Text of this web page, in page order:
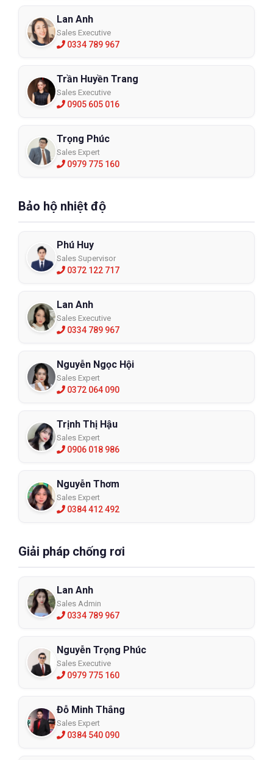
Lan Anh
Sales Executive
0334 789 967
Trần Huyền Trang
Sales Executive
0905 605 016
Trọng Phúc
Sales Expert
0979 775 160
Bảo hộ nhiệt độ
Phú Huy
Sales Supervisor
0372 122 717
Lan Anh
Sales Executive
0334 789 967
Nguyễn Ngọc Hội
Sales Expert
0372 064 090
Trịnh Thị Hậu
Sales Expert
0906 018 986
Nguyễn Thơm
Sales Expert
0384 412 492
Giải pháp chống rơi
Lan Anh
Sales Admin
0334 789 967
Nguyễn Trọng Phúc
Sales Executive
0979 775 160
Đỗ Minh Thắng
Sales Expert
0384 540 090